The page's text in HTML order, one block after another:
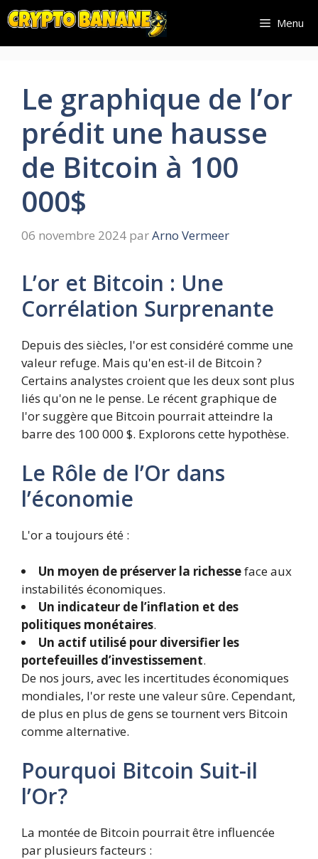
Aller
au
contenu
Menu
Le graphique de l’or
prédit une hausse
de Bitcoin à 100
000$
06 novembre 2024 parArno Vermeer
L’or et Bitcoin : Une
Corrélation Surprenante
Depuis des siècles, l'or est considéré comme une
valeur refuge. Mais qu'en est-il de Bitcoin ?
Certains analystes croient que les deux sont plus
liés qu'on ne le pense. Le récent graphique de
l'or suggère que Bitcoin pourrait atteindre la
barre des 100 000 $. Explorons cette hypothèse.
Le Rôle de l’Or dans
l’économie
L'or a toujours été :
Un moyen de préserver la richesseface aux
instabilités économiques.
Un indicateur de l’inflation et des
politiques monétaires.
Un actif utilisé pour diversifier les
portefeuilles d’investissement.
De nos jours, avec les incertitudes économiques
mondiales, l'or reste une valeur sûre. Cependant,
de plus en plus de gens se tournent vers Bitcoin
comme alternative.
Pourquoi Bitcoin Suit-il
l’Or?
La montée de Bitcoin pourrait être influencée
par plusieurs facteurs :